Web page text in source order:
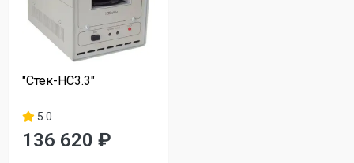
"Стек-НС3.3"
5.0
136 620 ₽